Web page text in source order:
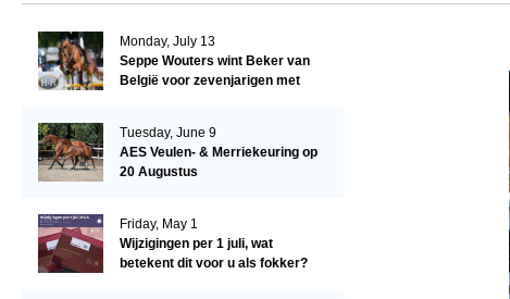
Monday, July 13
Seppe Wouters wint Beker van
België voor zevenjarigen met
Tuesday, June 9
AES Veulen- & Merriekeuring op
20 Augustus
Friday, May 1
Wijzigingen per 1 juli, wat
betekent dit voor u als fokker?